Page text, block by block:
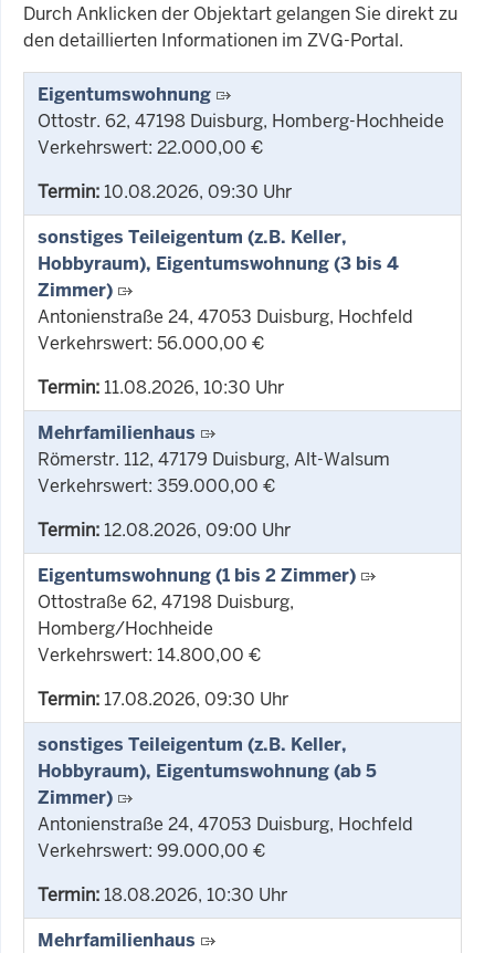
Durch Anklicken der Objektart gelangen Sie direkt zu
den detaillierten Informationen im ZVG-Portal.
Eigentumswohnung
Ottostr. 62, 47198 Duisburg, Homberg-Hochheide
Verkehrswert: 22.000,00 €
Termin:10.08.2026, 09:30 Uhr
sonstiges Teileigentum (z.B. Keller,
Hobbyraum), Eigentumswohnung (3 bis 4
Zimmer)
Antonienstraße 24, 47053 Duisburg, Hochfeld
Verkehrswert: 56.000,00 €
Termin:11.08.2026, 10:30 Uhr
Mehrfamilienhaus
Römerstr. 112, 47179 Duisburg, Alt-Walsum
Verkehrswert: 359.000,00 €
Termin:12.08.2026, 09:00 Uhr
Eigentumswohnung (1 bis 2 Zimmer)
Ottostraße 62, 47198 Duisburg,
Homberg/Hochheide
Verkehrswert: 14.800,00 €
Termin:17.08.2026, 09:30 Uhr
sonstiges Teileigentum (z.B. Keller,
Hobbyraum), Eigentumswohnung (ab 5
Zimmer)
Antonienstraße 24, 47053 Duisburg, Hochfeld
Verkehrswert: 99.000,00 €
Termin:18.08.2026, 10:30 Uhr
Mehrfamilienhaus